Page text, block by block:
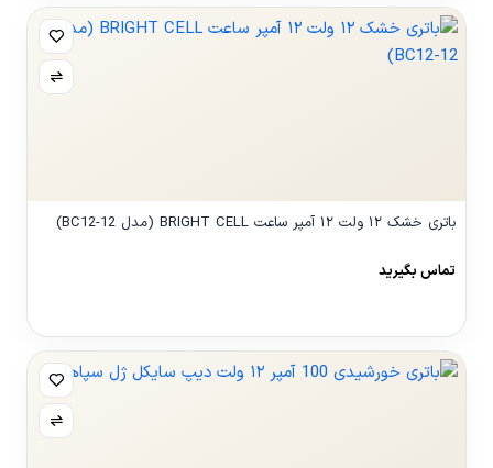
باتری خشک ۱۲ ولت ۱۲ آمپر ساعت BRIGHT CELL (مدل BC12-12)
تماس بگیرید